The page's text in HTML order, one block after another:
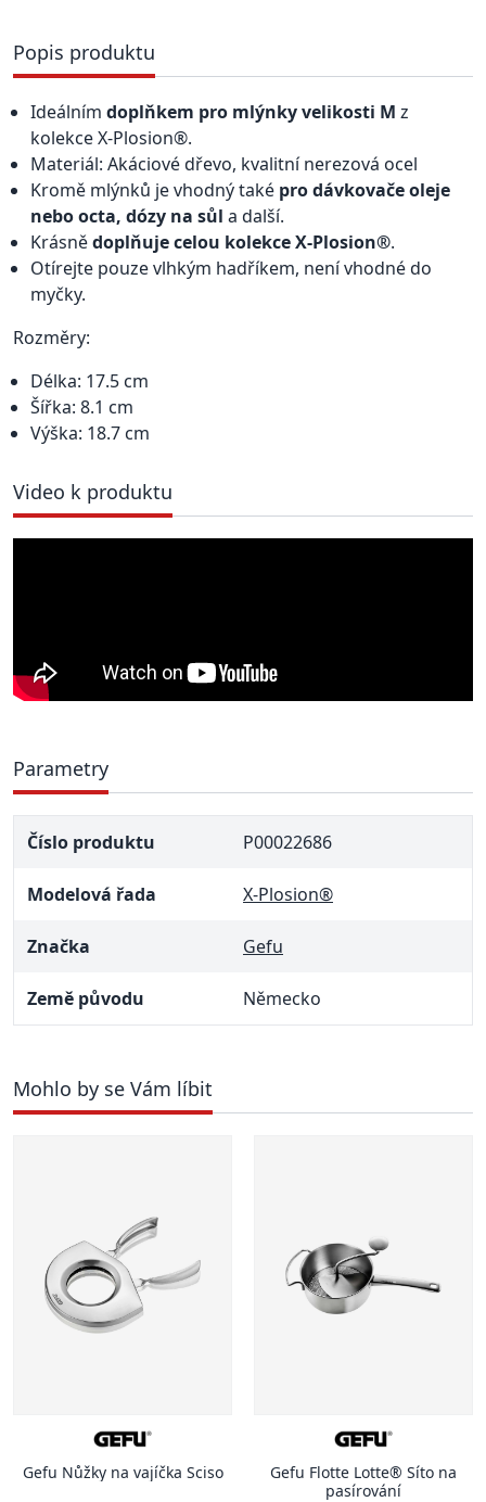
Popis produktu
Ideálním doplňkem pro mlýnky velikosti M z
kolekce X-Plosion®.
Materiál: Akáciové dřevo, kvalitní nerezová ocel
Kromě mlýnků je vhodný také pro dávkovače oleje
nebo octa, dózy na sůl a další.
Krásnědoplňuje celou kolekce X-Plosion®.
Otírejte pouze vlhkým hadříkem, není vhodné do
myčky.
Rozměry:
Délka: 17.5 cm
Šířka: 8.1 cm
Výška: 18.7 cm
Video k produktu
Parametry
Číslo produktu P00022686
Modelová řada X-Plosion®
Značka Gefu
Země původu Německo
Mohlo by se Vám líbit
Gefu Nůžky na vajíčka Sciso
Gefu Flotte Lotte® Síto na
pasírování